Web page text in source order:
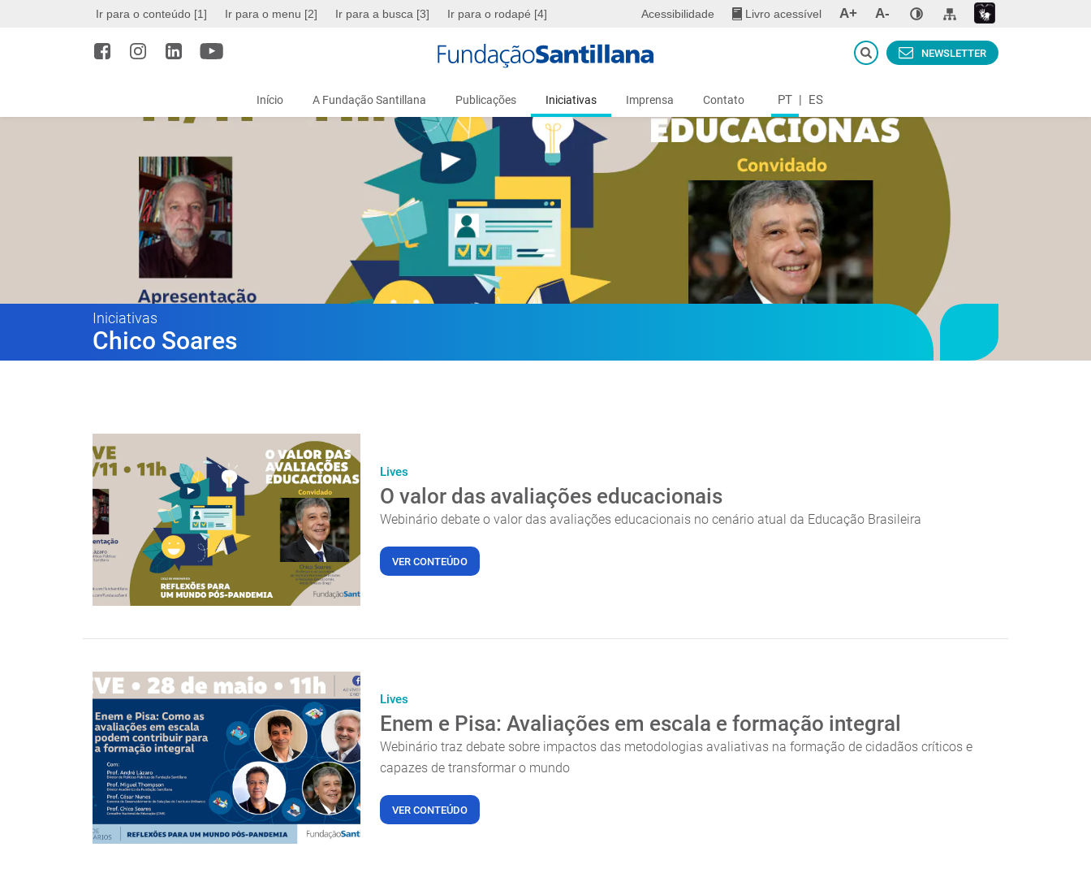
Ir para o conteúdo [1] Ir para o menu [2] Ir para a busca [3] Ir para o rodapé [4] Acessibilidade Livro acessível A+ A-
Início A Fundação Santillana Publicações Iniciativas Imprensa Contato PT | ES
NEWSLETTER
Iniciativas
Chico Soares
Lives
O valor das avaliações educacionais
Webinário debate o valor das avaliações educacionais no cenário atual da Educação Brasileira
VER CONTEÚDO
Lives
Enem e Pisa: Avaliações em escala e formação integral
Webinário traz debate sobre impactos das metodologias avaliativas na formação de cidadãos críticos e
capazes de transformar o mundo
VER CONTEÚDO